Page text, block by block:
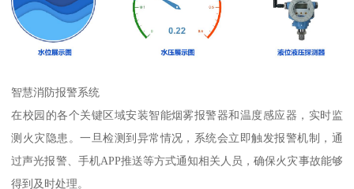
智慧消防报警系统
在校园的各个关键区域安装智能烟雾报警器和温度感应器，实时监
测火灾隐患。一旦检测到异常情况，系统会立即触发报警机制，通
过声光报警、手机APP推送等方式通知相关人员，确保火灾事故能够
得到及时处理。